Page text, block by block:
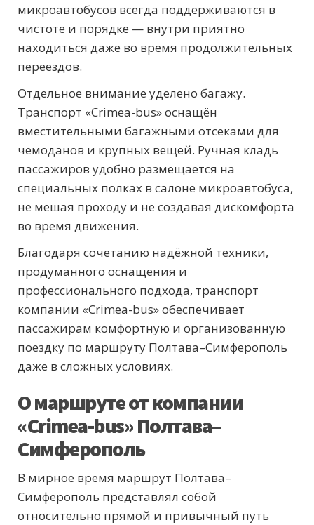
микроавтобусов всегда поддерживаются в
чистоте и порядке — внутри приятно
находиться даже во время продолжительных
переездов.
Отдельное внимание уделено багажу.
Транспорт «Crimea-bus» оснащён
вместительными багажными отсеками для
чемоданов и крупных вещей. Ручная кладь
пассажиров удобно размещается на
специальных полках в салоне микроавтобуса,
не мешая проходу и не создавая дискомфорта
во время движения.
Благодаря сочетанию надёжной техники,
продуманного оснащения и
профессионального подхода, транспорт
компании «Crimea-bus» обеспечивает
пассажирам комфортную и организованную
поездку по маршруту Полтава–Симферополь
даже в сложных условиях.
О маршруте от компании
«Crimea-bus» Полтава–
Симферополь
В мирное время маршрут Полтава–
Симферополь представлял собой
относительно прямой и привычный путь